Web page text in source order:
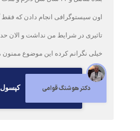
اون سیستوگرافی انجام دادن که فقط
تاثیری در شرایط من نداشت و الان
خیلی نگرانم کرده این موضوع ممنون
دکتر هوشنگ قوامی كپسول داكسي